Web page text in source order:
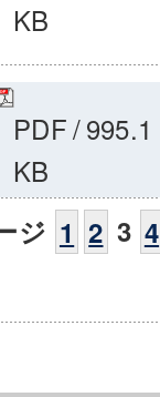
KB
PDF/995.1
KB
ジ 1 2 3 4